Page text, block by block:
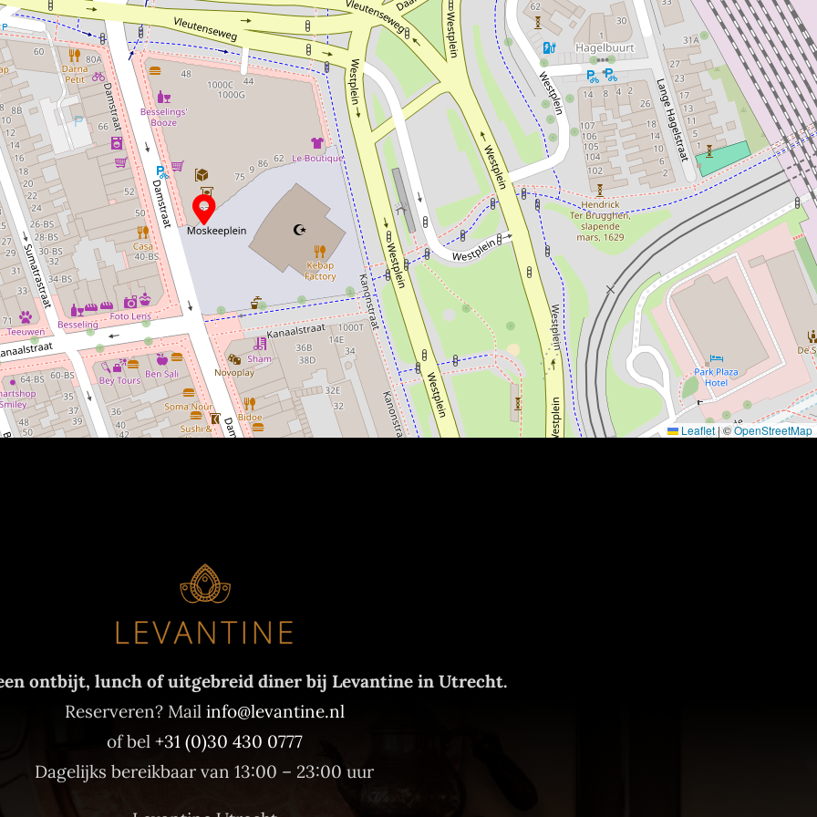
Leaflet|©OpenStreetMap
ontbijt, lunch of uitgebreid diner bij Levantine in Utrecht.
Reserveren? Mail info@levantine.nl
of bel +31 (0)30 430 0777
Dagelijks bereikbaar van 13:00 – 23:00 uur